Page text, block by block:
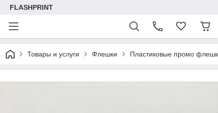
FLASHPRINT
Товары и услуги Флешки Пластиковые промо